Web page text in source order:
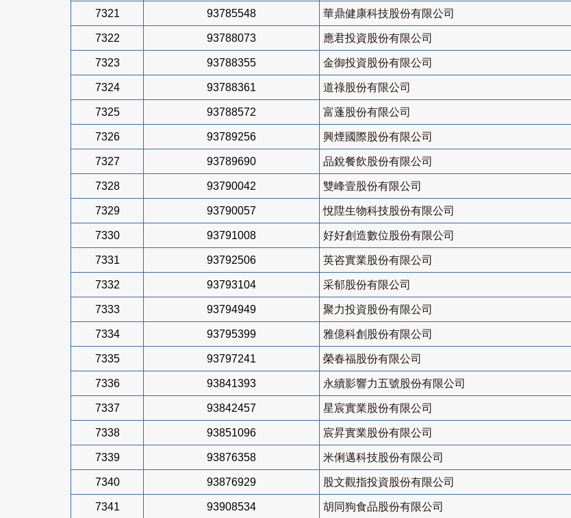
7321 93785548 華鼎健康科技股份有限公司
7322 93788073 應君投資股份有限公司
7323 93788355 金御投資股份有限公司
7324 93788361 道祿股份有限公司
7325 93788572 富蓬股份有限公司
7326 93789256 興煙國際股份有限公司
7327 93789690 品銳餐飲股份有限公司
7328 93790042 雙峰壹股份有限公司
7329 93790057 悅陞生物科技股份有限公司
7330 93791008 好好創造數位股份有限公司
7331 93792506 英咨實業股份有限公司
7332 93793104 采郁股份有限公司
7333 93794949 聚力投資股份有限公司
7334 93795399 雅億科創股份有限公司
7335 93797241 榮春福股份有限公司
7336 93841393 永續影響力五號股份有限公司
7337 93842457 星宸實業股份有限公司
7338 93851096 宸昇實業股份有限公司
7339 93876358 米俐邁科技股份有限公司
7340 93876929 股文觀指投資股份有限公司
7341 93908534 胡同狗食品股份有限公司